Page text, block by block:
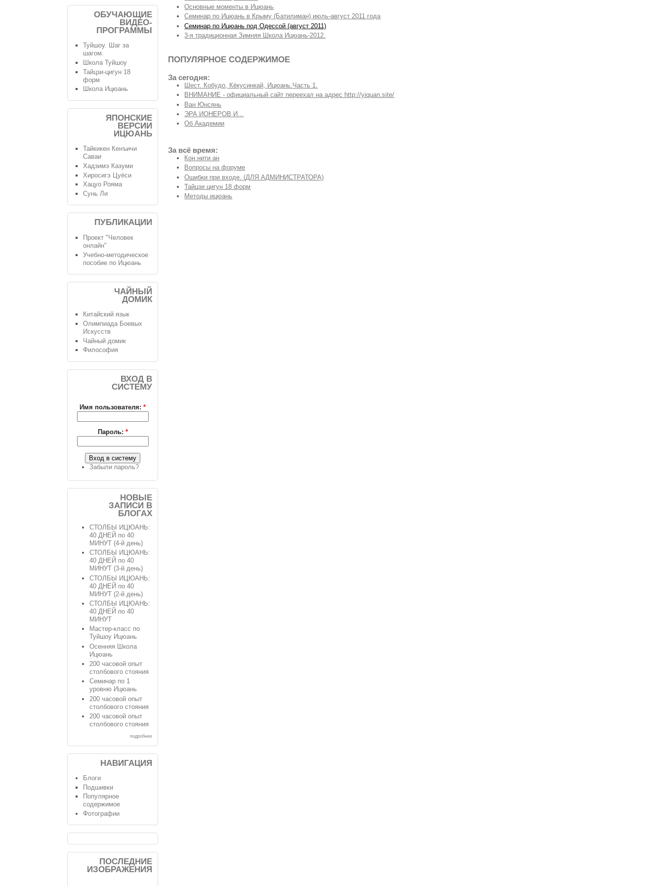
Основные моменты в Ицюань
Семинар по Ицюань в Крыму (Батилиман) июль-август 2011 года
Семинар по Ицюань под Одессой (август 2011)
3-я традиционная Зимняя Школа Ицюань-2012.
ПОПУЛЯРНОЕ СОДЕРЖИМОЕ
За сегодня:
Шест. Кобудо, Кёкусинкай, Ицюань.Часть 1.
ВНИМАНИЕ - официальный сайт переехал на адрес http://yiquan.site/
Ван Юнсянь
ЭРА ИОНЕРОВ И...
Об Академии
За всё время:
Кон нити ан
Вопросы на форуме
Ошибки при входе. (ДЛЯ АДМИНИСТРАТОРА)
Тайцзи цигун 18 форм
Методы ицюань
ОБУЧАЮЩИЕ
ВИДЕО-
ПРОГРАММЫ
Туйшоу. Шаг за
шагом.
Школа Туйшоу
Тайцзи-цигун 18
форм
Школа Ицюань
ЯПОНСКИЕ
ВЕРСИИ
ИЦЮАНЬ
Тайкикен Кенъичи
Саваи
Хадзимэ Казуми
Хиросигэ Цуёси
Хацуо Рояма
Сунь Ли
ПУБЛИКАЦИИ
Проект "Человек
онлайн"
Учебно-методическое
пособие по Ицюань
ЧАЙНЫЙ
ДОМИК
Китайский язык
Олимпиада Боевых
Искусств
Чайный домик
Философия
ВХОД В
СИСТЕМУ
Имя пользователя:*
Пароль: *
Забыли пароль?
НОВЫЕ
ЗАПИСИ В
БЛОГАХ
СТОЛБЫ ИЦЮАНЬ:
40 ДНЕЙ по 40
МИНУТ (4-й день)
СТОЛБЫ ИЦЮАНЬ:
40 ДНЕЙ по 40
МИНУТ (3-й день)
СТОЛБЫ ИЦЮАНЬ:
40 ДНЕЙ по 40
МИНУТ (2-й день)
СТОЛБЫ ИЦЮАНЬ:
40 ДНЕЙ по 40
МИНУТ
Мастер-класс по
Туйшоу Ицюань
Осенняя Школа
Ицюань
200 часовой опыт
столбового стояния
Семинар по 1
уровню Ицюань
200 часовой опыт
столбового стояния
200 часовой опыт
столбового стояния
подробнее
НАВИГАЦИЯ
Блоги
Подшивки
Популярное
содержимое
Фотографии
ПОСЛЕДНИЕ
ИЗОБРАЖЕНИЯ